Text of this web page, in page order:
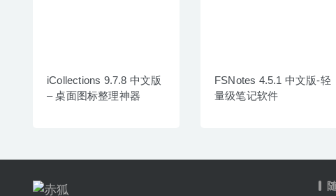
iCollections 9.7.8 中文版
– 桌面图标整理神器
FSNotes 4.5.1 中文版-轻
量级笔记软件